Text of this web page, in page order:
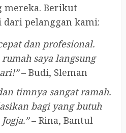
mereka. Berikut
pelanggan kami:
dan profesional.
saya langsung
– Budi, Sleman
timnya sangat ramah.
bagi yang butuh
– Rina, Bantul